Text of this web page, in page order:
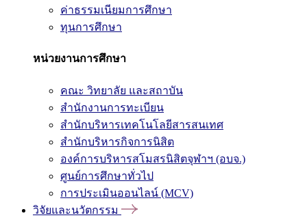
ค่าธรรมเนียมการศึกษา
ทุนการศึกษา
หน่วยงานการศึกษา
คณะ วิทยาลัย และสถาบัน
สำนักงานการทะเบียน
สำนักบริหารเทคโนโลยีสารสนเทศ
สำนักบริหารกิจการนิสิต
องค์การบริหารสโมสรนิสิตจุฬาฯ (อบจ.)
ศูนย์การศึกษาทั่วไป
การประเมินออนไลน์ (MCV)
วิจัยและนวัตกรรม